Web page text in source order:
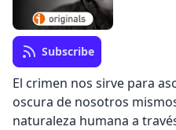
Subscribe
El crimen nos sirve para
oscura de nosotros
naturaleza humana a